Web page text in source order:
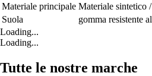
Materiale principale Materiale sintetico
Suola
gomma resistente
Loading...
Loading...
Tutte le nostre marche